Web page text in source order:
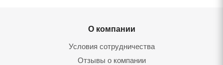
О компании
Условия сотрудничества
Отзывы о компании